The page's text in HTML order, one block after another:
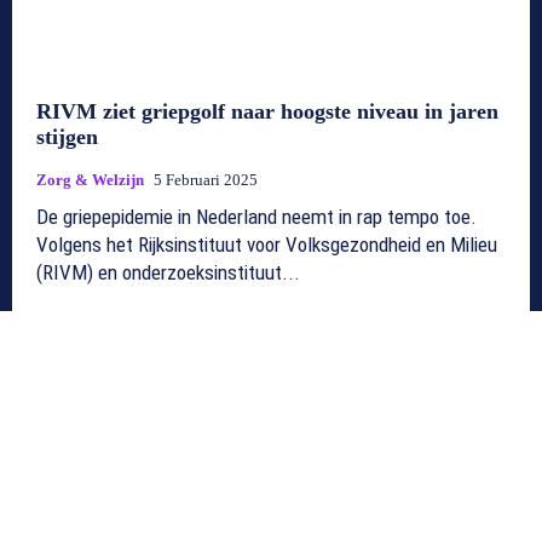
RIVM ziet griepgolf naar hoogste niveau in jaren
stijgen
Zorg & Welzijn 5 Februari 2025
De griepepidemie in Nederland neemt in rap tempo toe.
Volgens het Rijksinstituut voor Volksgezondheid en Milieu
(RIVM) en onderzoeksinstituut...